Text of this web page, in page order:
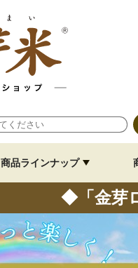
商品ラインナップ
◆「金芽